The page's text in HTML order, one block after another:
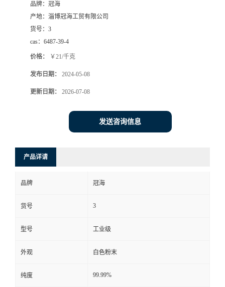
品牌： 冠海
产地： 淄博冠海工贸有限公司
货号： 3
cas： 6487-39-4
价格： ￥21/千克
发布日期： 2024-05-08
更新日期： 2026-07-08
发送咨询信息
产品详请
品牌 冠海
货号 3
型号 工业级
外观 白色粉末
纯度 99.99%